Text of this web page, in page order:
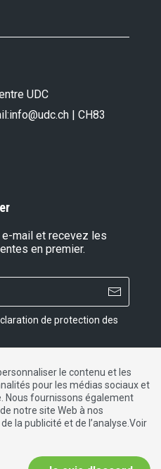
UDC
info@udc.ch | CH83
mail et recevez les
en premier.
de protection des
données|Contact
le contenu et les
pour les médias sociaux et
Nous fournissons également
notre site Web à nos
la publicité et de l’analyse.Voir